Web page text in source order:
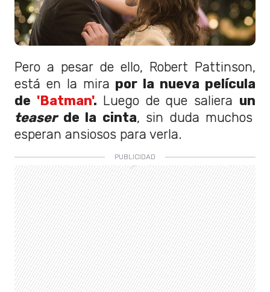
Pero a pesar de ello, Robert Pattinson,
está en la mira por la nueva película
de 'Batman'. Luego de que saliera un
teaserde la cinta, sin duda muchos
esperan ansiosos para verla.